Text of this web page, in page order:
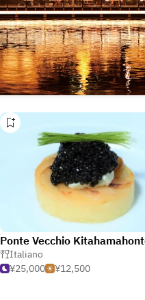
Ponte Vecchio
Italiano
¥25,000
¥12,500